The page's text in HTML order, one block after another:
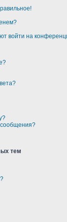
войти на
сообщения?
тем